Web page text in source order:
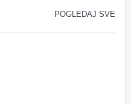
POGLEDAJ SVE